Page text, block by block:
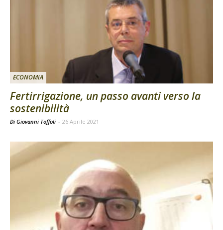
ECONOMIA
Fertirrigazione, un passo avanti verso la
sostenibilità
Di Giovanni Toffoli - 26 Aprile 2021